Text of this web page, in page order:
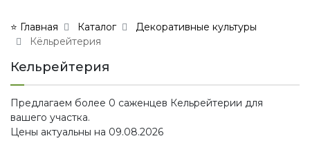
⭐ Главная Каталог
Декоративные культуры
Кёльрейтерия
Кельрейтерия
Предлагаем более 0 саженцев Кельрейтерии для
вашего участка.
Цены актуальны на 09.08.2026